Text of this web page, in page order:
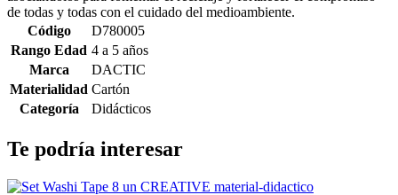
de todas y todas con el cuidado del medioambiente.
Código
D780005
Rango Edad 4 a 5 años
Marca
DACTIC
Materialidad Cartón
Categoría
Didácticos
Te podría interesar